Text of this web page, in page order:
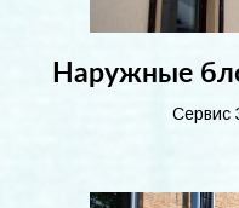
Наружные
Сервис